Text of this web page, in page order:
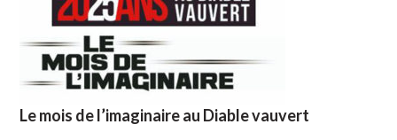
Le mois de l’imaginaire au Diable vauvert